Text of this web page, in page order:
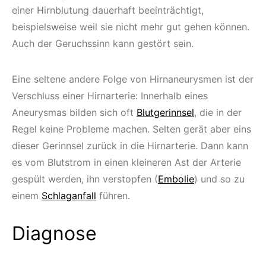
einer Hirnblutung dauerhaft beeinträchtigt,
beispielsweise weil sie nicht mehr gut gehen können.
Auch der Geruchssinn kann gestört sein.
Eine seltene andere Folge von Hirnaneurysmen ist der
Verschluss einer Hirnarterie: Innerhalb eines
Aneurysmas bilden sich oft Blutgerinnsel, die in der
Regel keine Probleme machen. Selten gerät aber eins
dieser Gerinnsel zurück in die Hirnarterie. Dann kann
es vom Blutstrom in einen kleineren Ast der Arterie
gespült werden, ihn verstopfen (Embolie) und so zu
einem Schlaganfall führen.
Diagnose